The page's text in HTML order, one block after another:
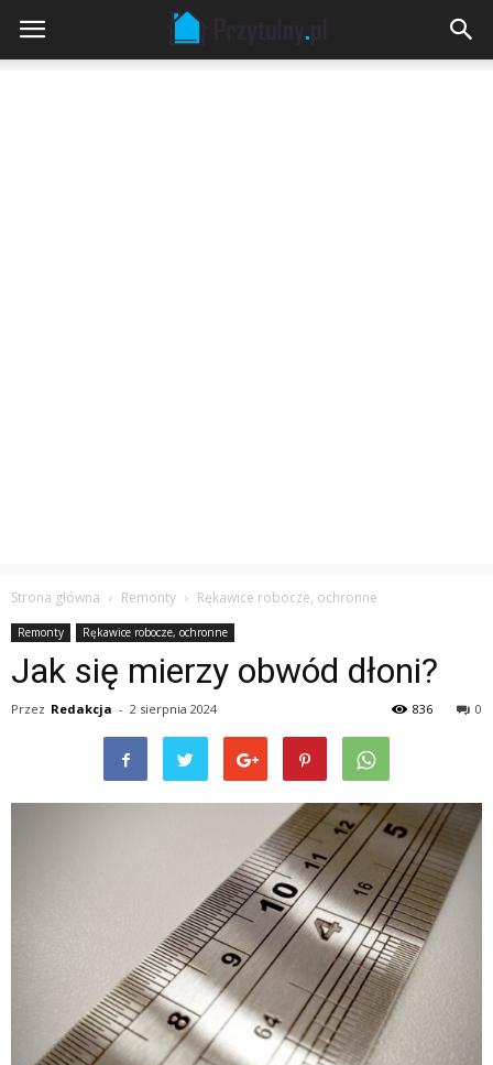
Strona główna Remonty Rękawice robocze, ochronne
Remonty Rękawice robocze, ochronne
Jak się mierzy obwód dłoni?
Przez Redakcja - 2 sierpnia 2024 0
836